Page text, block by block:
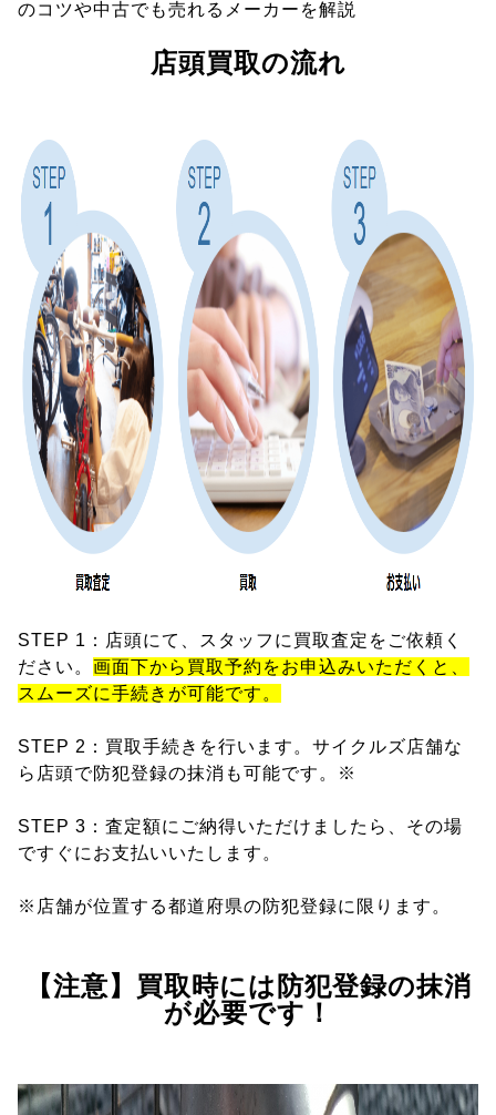
のコツや中古でも売れるメーカーを解説
店頭買取の流れ
STEP 1：店頭にて、スタッフに買取査定をご依頼く
ださい。 画面下から買取予約をお申込みいただくと、
スムーズに手続きが可能です。
STEP 2：買取手続きを行います。サイクルズ店舗な
ら店頭で防犯登録の抹消も可能です。※
STEP 3：査定額にご納得いただけましたら、その場
ですぐにお支払いいたします。
※店舗が位置する都道府県の防犯登録に限ります。
【注意】買取時には防犯登録の抹消
が必要です！